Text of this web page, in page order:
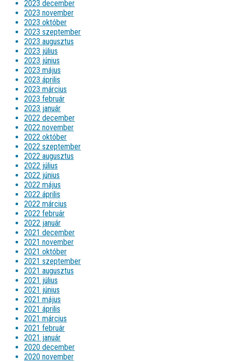
2023 december
2023 november
2023 október
2023 szeptember
2023 augusztus
2023 július
2023 június
2023 május
2023 április
2023 március
2023 február
2023 január
2022 december
2022 november
2022 október
2022 szeptember
2022 augusztus
2022 július
2022 június
2022 május
2022 április
2022 március
2022 február
2022 január
2021 december
2021 november
2021 október
2021 szeptember
2021 augusztus
2021 július
2021 június
2021 május
2021 április
2021 március
2021 február
2021 január
2020 december
2020 november